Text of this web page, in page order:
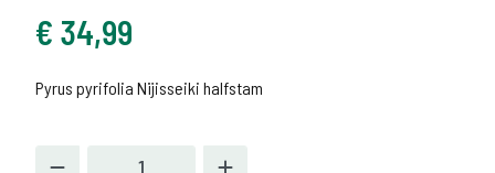
€ 34,99
Pyrus pyrifolia Nijisseiki halfstam